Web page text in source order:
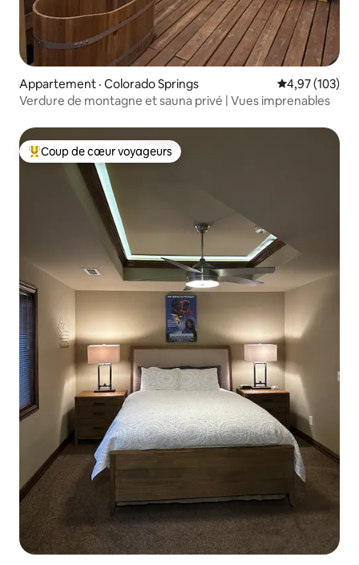
Appartement · Colorado Springs Note
4,97 (103)
Verdure de montagne et sauna privé | Vues imprenables
Coup de cœur voyageurs parmi les plus aimés
Coup de cœur voyageurs